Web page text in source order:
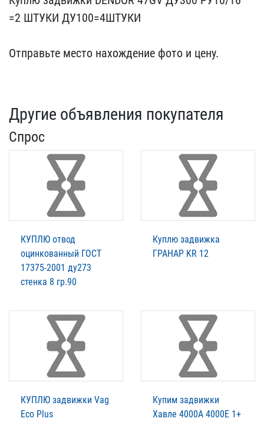
=2 Ш​ТУКИ ДУ100=4ШТУКИ
Отп​равьте место нахождение​ фото и цену.
Другие объявления покупателя
Спрос
КУПЛЮ отвод
оцинкованный ГОСТ
17375-2001 ду273
стенка 8 гр.90
Куплю задвижка
ГРАНАР KR 12
КУПЛЮ задвижки Vag
Eco Plus
Купим задвижки
Xавле 4000А 4000Е 1+